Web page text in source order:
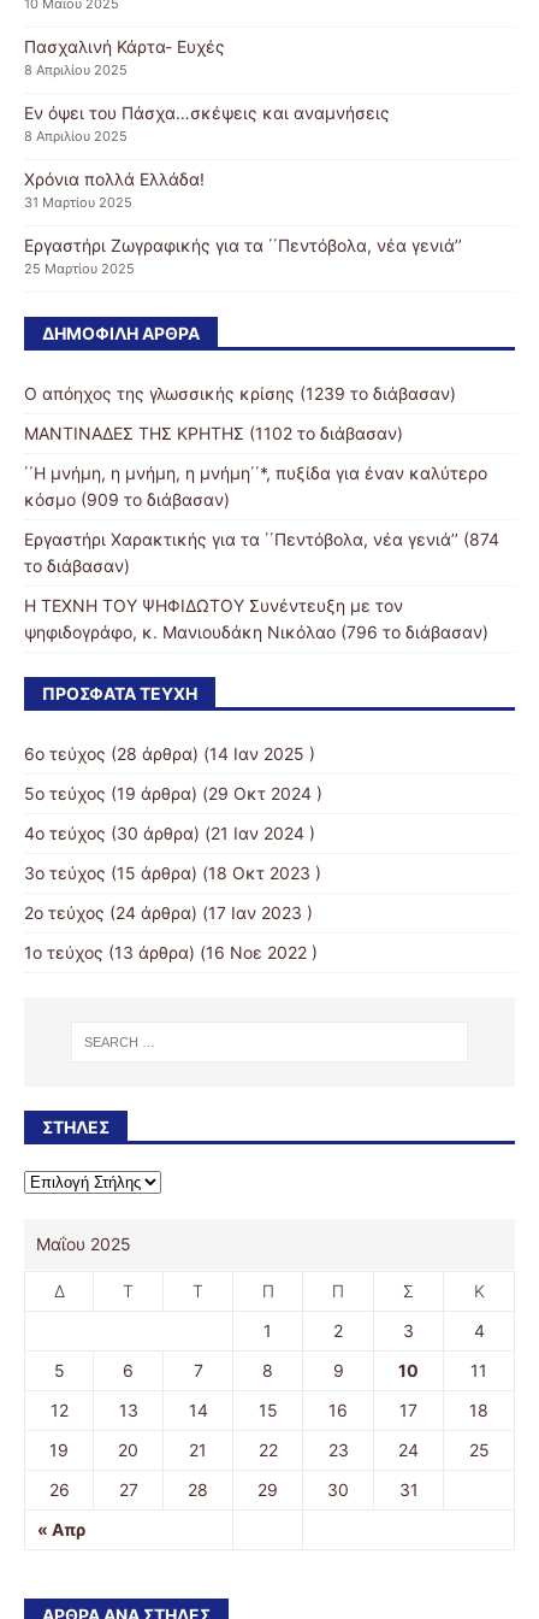
Πασχαλινή Κάρτα- Ευχές
8 Απριλίου 2025
Εν όψει του Πάσχα…σκέψεις και αναμνήσεις
8 Απριλίου 2025
Χρόνια πολλά Ελλάδα!
31 Μαρτίου 2025
Εργαστήρι Ζωγραφικής για τα ΄΄Πεντόβολα, νέα γενιά’’
25 Μαρτίου 2025
ΔΗΜΟΦΙΛΉ ΆΡΘΡΑ
Ο απόηχος της γλωσσικής κρίσης (1239 το διάβασαν)
ΜΑΝΤΙΝΑΔΕΣ ΤΗΣ ΚΡΗΤΗΣ (1102 το διάβασαν)
΄΄Η μνήμη, η μνήμη, η μνήμη΄΄*, πυξίδα για έναν καλύτερο
κόσμο (909 το διάβασαν)
Εργαστήρι Χαρακτικής για τα ΄΄Πεντόβολα, νέα γενιά’’ (874
το διάβασαν)
Η ΤΕΧΝΗ ΤΟΥ ΨΗΦΙΔΩΤΟΥ Συνέντευξη με τον
ψηφιδογράφο, κ. Μανιουδάκη Νικόλαο (796 το διάβασαν)
ΠΡΌΣΦΑΤΑ ΤΕΎΧΗ
6ο τεύχος (28 άρθρα) (14 Ιαν 2025 )
5ο τεύχος (19 άρθρα) (29 Οκτ 2024 )
4ο τεύχος (30 άρθρα) (21 Ιαν 2024 )
3o τεύχος (15 άρθρα) (18 Οκτ 2023 )
2o τεύχος (24 άρθρα) (17 Ιαν 2023 )
1ο τεύχος (13 άρθρα) (16 Νοε 2022 )
ΣΤΉΛΕΣ
Μαΐου 2025
Δ Τ Τ Π Π Σ Κ
« Απρ
1 2 3
4
5
6 7 8 9 10
11
12
13 14 15 16 17
18
19
20 21 22 23 24
25
26
27 28 29 30 31